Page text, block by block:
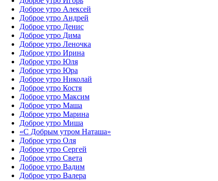
Доброе утро Алексей
Доброе утро Андрей
Доброе утро Денис
Доброе утро Дима
Доброе утро Леночка
Доброе утро Ирина
Доброе утро Юля
Доброе утро Юра
Доброе утро Николай
Доброе утро Костя
Доброе утро Максим
Доброе утро Маша
Доброе утро Марина
Доброе утро Миша
«С Добрым утром Наташа»
Доброе утро Оля
Доброе утро Сергей
Доброе утро Света
Доброе утро Вадим
Доброе утро Валера